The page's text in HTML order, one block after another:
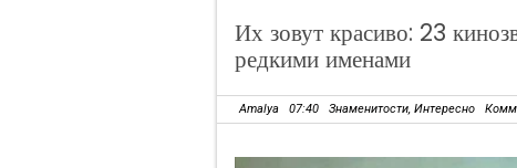
Их зовут красиво: 23
редкими именами
Amalya 07:40 Знаменитости, Интересно